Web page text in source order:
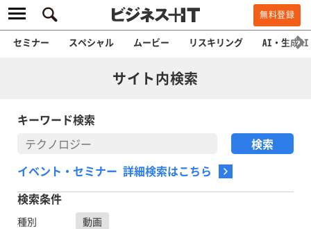
無料登録
セミナー スペシャル ムービー リスキリング AI・生成AI
サイト内検索
キーワード検索
イベント・セミナー 詳細検索はこちら
検索条件
種別
動画